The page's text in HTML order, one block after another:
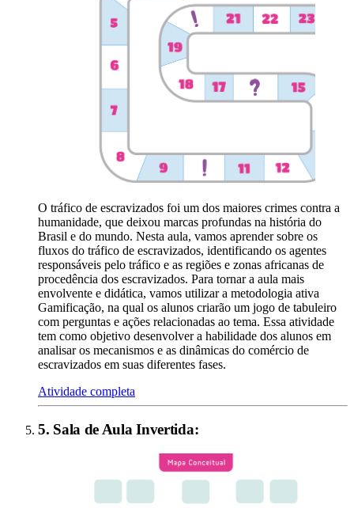
O tráfico de escravizados foi um dos maiores crimes contra a
humanidade, que deixou marcas profundas na história do
Brasil e do mundo. Nesta aula, vamos aprender sobre os
fluxos do tráfico de escravizados, identificando os agentes
responsáveis pelo tráfico e as regiões e zonas africanas de
procedência dos escravizados. Para tornar a aula mais
envolvente e didática, vamos utilizar a metodologia ativa
Gamificação, na qual os alunos criarão um jogo de tabuleiro
com perguntas e ações relacionadas ao tema. Essa atividade
tem como objetivo desenvolver a habilidade dos alunos em
analisar os mecanismos e as dinâmicas do comércio de
escravizados em suas diferentes fases.
Atividade completa
5. Sala de Aula Invertida: